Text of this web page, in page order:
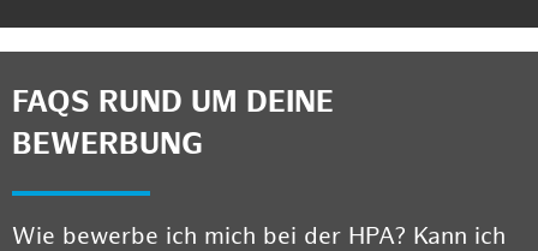
FAQS RUND UM DEINE
BEWERBUNG
Wie bewerbe ich mich bei der HPA? Kann ich